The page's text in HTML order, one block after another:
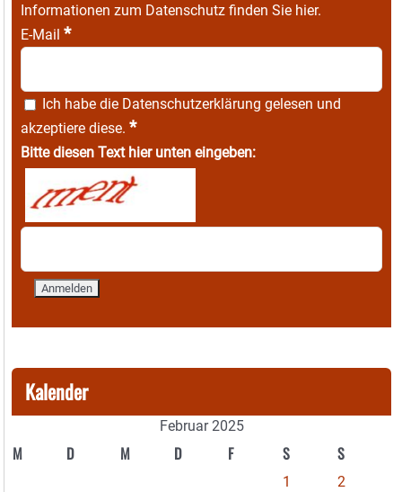
Informationen zum Datenschutz finden Sie hier.
E-Mail *
Ich habe die Datenschutzerklärung gelesen und
akzeptiere diese. *
Bitte diesen Text hier unten eingeben:
Kalender
Februar 2025
M D M D F S S
1
2